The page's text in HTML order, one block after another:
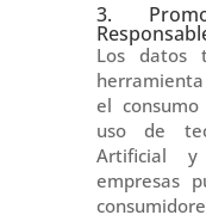
3.
Los datos
el
uso de
Artificial y
empresas